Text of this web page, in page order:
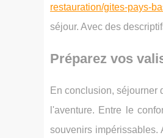
restauration/gites-pays-
séjour. Avec des
Préparez vos
En conclusion, séjourner
l'aventure. Entre le
souvenirs